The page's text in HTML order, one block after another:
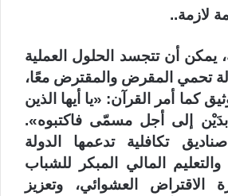
لازمة..
يمكن أن تتجسد الحلول العملية
تحمي المقرض والمقترض معًا،
كما أمر القرآن: «يا أيها الذين
بدَيْن إلى أجل مسمّى فاكتبوه».
تكافلية تدعمها الدولة
المالي المبكر للشباب
الاقتراض العشوائي، وتعزيز